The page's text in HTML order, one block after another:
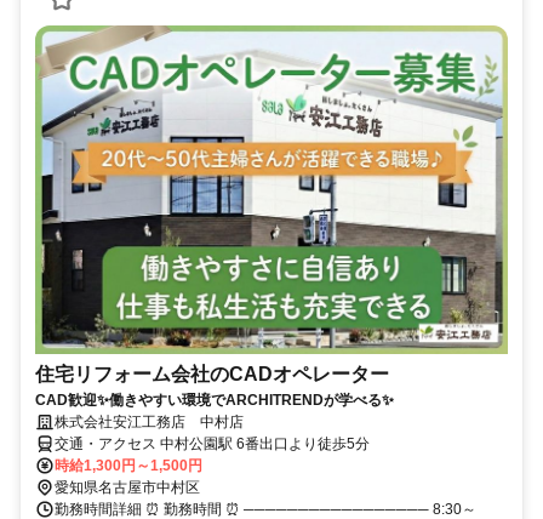
住宅リフォーム会社のCADオペレーター
CAD歓迎✨働きやすい環境でARCHITRENDが学べる✨
株式会社安江工務店 中村店
交通・アクセス 中村公園駅 6番出口より徒歩5分
時給1,300円～1,500円
愛知県名古屋市中村区
勤務時間詳細 ⏰ 勤務時間 ⏰ ───────────────── 8:30～